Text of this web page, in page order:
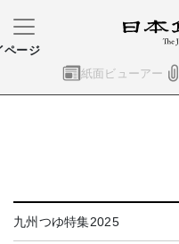
紙面ビューアー
ページ
九州つゆ特集2025